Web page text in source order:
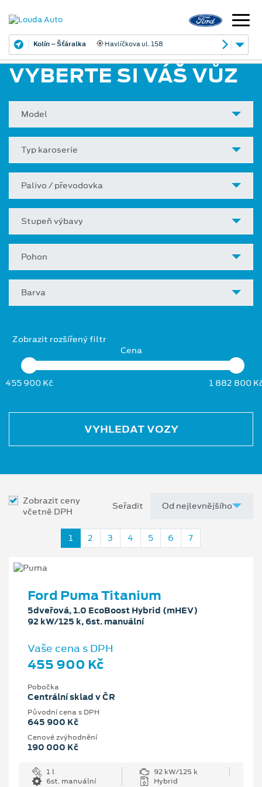
Kolín – Šťáralka Havlíčkova ul. 158
VYBERTE SI VÁŠ VŮZ
Model
Typ karoserie
Palivo / převodovka
Stupeň výbavy
Pohon
Barva
Zobrazit rozšířený filtr
Cena
455 900 Kč 1 882 800
VYHLEDAT VOZY
Zobrazit ceny
včetně DPH
Seřadit
1 2 3 4 5 6 7
Ford Puma Titanium
5dveřová, 1.0 EcoBoost Hybrid (mHEV)
92 kW/125 k, 6st. manuální
Vaše cena s DPH
455 900 Kč
Pobočka
Centrální sklad v ČR
Původní cena s DPH
645 900 Kč
Cenové zvýhodnění
190 000 Kč
1 l
92 kW/125 k
6st. manuální
Hybrid